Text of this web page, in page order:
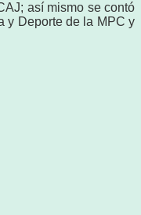
así mismo se contó
y Deporte de la MPC y